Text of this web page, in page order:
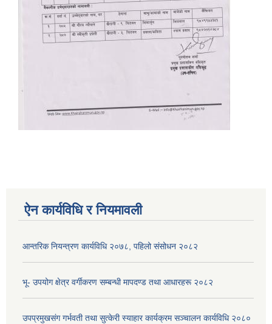
ऐन कार्यविधि र नियमावली
आन्तरिक नियन्त्रण कार्यविधि २०७८, पहिलो संसोधन २०८२
भू- उपयोग क्षेत्र वर्गीकरण सम्बन्धी मापदण्ड तथा आधारहरू २०८२
उपप्रमुखसंग गर्भवती तथा सुत्केरी स्याहार कार्यक्रम सञ्चालन कार्यविधि २०८०